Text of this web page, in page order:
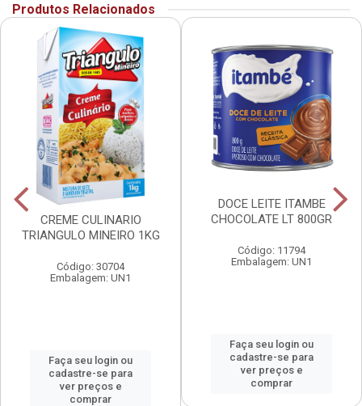
Produtos Relacionados
CREME CULINARIO
TRIANGULO MINEIRO 1KG
Código: 30704
Embalagem: UN1
Faça seu login ou
cadastre-se para
ver preços e
comprar
DOCE LEITE ITAMBE
CHOCOLATE LT 800GR
Código: 11794
Embalagem: UN1
Faça seu login ou
cadastre-se para
ver preços e
comprar